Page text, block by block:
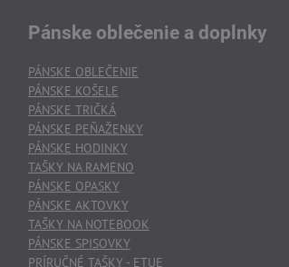
Pánske oblečenie a doplnky
PÁNSKE OBLEČENIE
PÁNSKE KOŠELE
PÁNSKE TRIČKÁ
PÁNSKE PEŇAŽENKY
PÁNSKE HODINKY
TAŠKY NA RAMENO
PÁNSKE OPASKY
PÁNSKE AKTOVKY
TAŠKY NA NOTEBOOK
PÁNSKE SPISOVKY
PRÍRUČNÉ TAŠKY - ETUE